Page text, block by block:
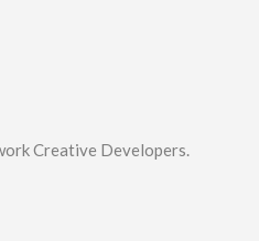
Creative Developers.